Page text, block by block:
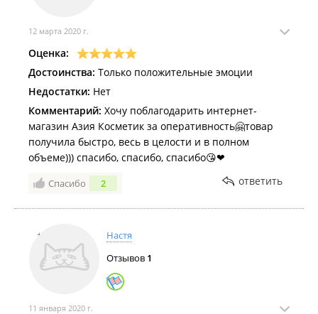
12 марта 2020 г.
Оценка:
Достоинства: Только положительные эмоции
Недостатки: Нет
Комментарий: Хочу поблагодарить интернет-
магазин Азия Косметик за оперативность🤗товар
получила быстро, весь в целости и в полном
объеме))) спасибо, спасибо, спасибо😘❤
Спасибо 2 ответить
Настя
Отзывов 1
11 января 2020 г.